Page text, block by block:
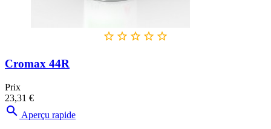
    
Cromax 44R
Prix
23,31 €
 Aperçu rapide